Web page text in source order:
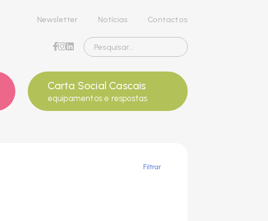
Newsletter Notícias Contactos
Carta Social Cascais
equipamentos e respostas
Filtrar